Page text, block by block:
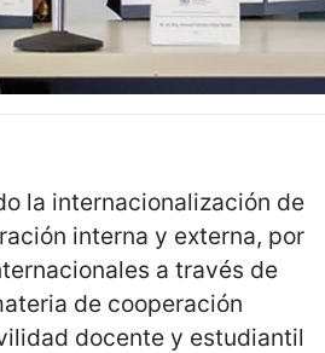
la internacionalización de
interna y externa, por
a través de
de cooperación
docente y estudiantil